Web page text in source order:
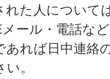
れた人について
ール・電話な
あれば日中連絡
。